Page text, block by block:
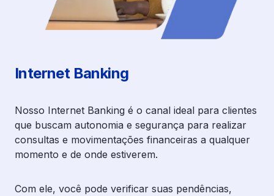
Internet Banking
Nosso Internet Banking é o canal ideal para clientes
que buscam autonomia e segurança para realizar
consultas e movimentações financeiras a qualquer
momento e de onde estiverem.
Com ele, você pode verificar suas pendências,